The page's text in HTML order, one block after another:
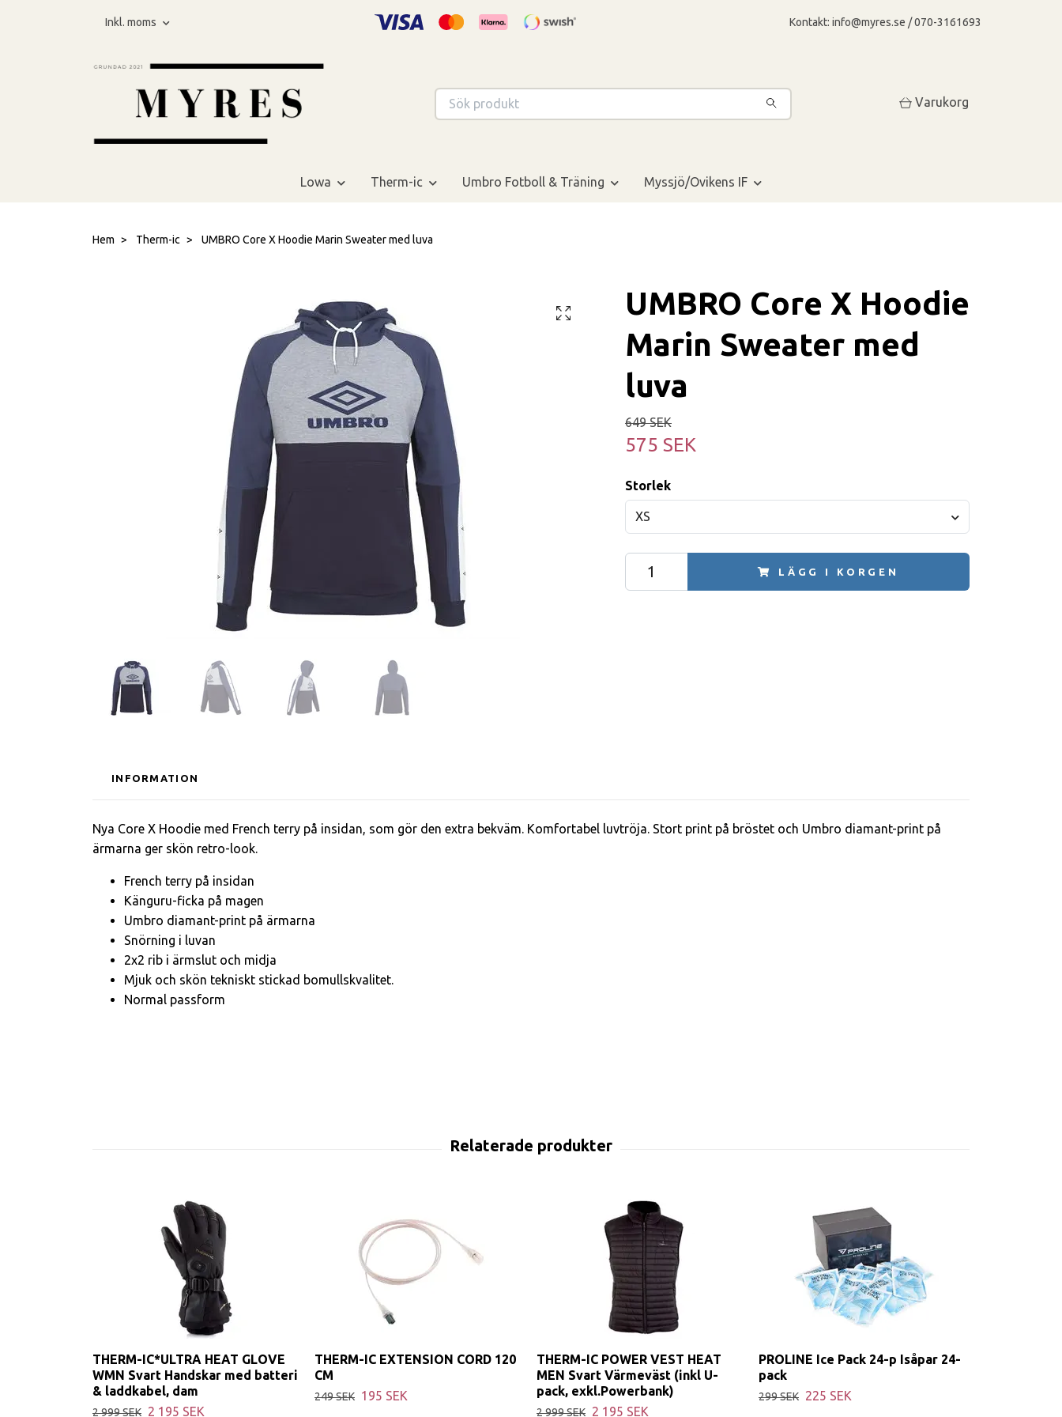
Inkl. moms Kontakt: info@myres.se / 070-3161693
Varukorg
Lowa Therm-ic Umbro Fotboll & Träning Myssjö/Ovikens IF
Hem Therm-ic UMBRO Core X Hoodie Marin Sweater med luva
UMBRO Core X Hoodie
Marin Sweater med
luva
649 SEK
575 SEK
Storlek
XS
LÄGG I KORGEN
INFORMATION
Nya Core X Hoodie med French terry på insidan, som gör den extra bekväm. Komfortabel luvtröja. Stort print på bröstet och Umbro diamant-print på
ärmarna ger skön retro-look.
French terry på insidan
Känguru-ficka på magen
Umbro diamant-print på ärmarna
Snörning i luvan
2x2 rib i ärmslut och midja
Mjuk och skön tekniskt stickad bomullskvalitet.
Normal passform
THERM-IC*ULTRA HEAT GLOVE
WMN Svart Handskar med batteri
& laddkabel, dam
2 999 SEK 2 195 SEK
THERM-IC EXTENSION CORD 120
CM
249 SEK 195 SEK
THERM-IC POWER VEST HEAT
MEN Svart Värmeväst (inkl U-
pack, exkl.Powerbank)
2 999 SEK 2 195 SEK
PROLINE Ice Pack 24-p Isåpar 24-
pack
299 SEK 225 SEK